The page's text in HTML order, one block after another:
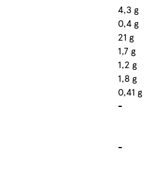
4,3 g
0,4 g
21 g
1,7 g
1,2 g
1,8 g
0,41 g
-
-